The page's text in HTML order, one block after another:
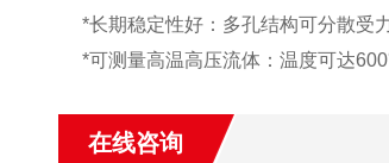
*长期稳定性好：多孔结构可分散受
*可测量高温高压流体：温度可达60
在线咨询